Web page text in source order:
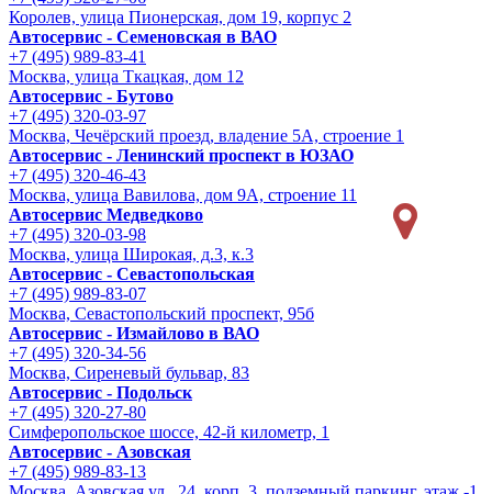
Королев, улица Пионерская, дом 19, корпус 2
Автосервис - Семеновская в ВАО
+7 (495) 989-83-41
Москва, улица Ткацкая, дом 12
Автосервис - Бутово
+7 (495) 320-03-97
Москва, Чечёрский проезд, владение 5А, строение 1
Автосервис - Ленинский проспект в ЮЗАО
+7 (495) 320-46-43
Москва, улица Вавилова, дом 9A, строение 11
Автосервис Медведково
+7 (495) 320-03-98
Москва, улица Широкая, д.3, к.3
Автосервис - Cевастопольская
+7 (495) 989-83-07
Москва, Севастопольский проспект, 95б
Автосервис - Измайлово в ВАО
+7 (495) 320-34-56
Москва, Сиреневый бульвар, 83
Автосервис - Подольск
+7 (495) 320-27-80
Симферопольское шоссе, 42-й километр, 1
Автосервис - Азовская
+7 (495) 989-83-13